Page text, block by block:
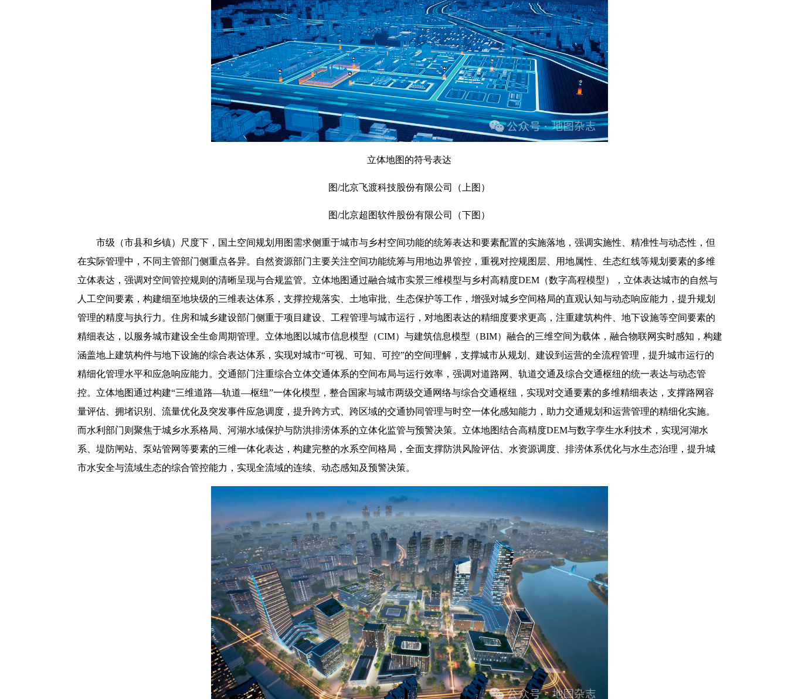
立体地图的符号表达
图/北京飞渡科技股份有限公司（上图）
图/北京超图软件股份有限公司（下图）
市级（市县和乡镇）尺度下，国土空间规划用图需求侧重于城市与乡村空间功能的统筹表达和要素配置的实施落地，强调实施性、精准性与动态性，但
在实际管理中，不同主管部门侧重点各异。自然资源部门主要关注空间功能统筹与用地边界管控，重视对控规图层、用地属性、生态红线等规划要素的多维
立体表达，强调对空间管控规则的清晰呈现与合规监管。立体地图通过融合城市实景三维模型与乡村高精度DEM（数字高程模型），立体表达城市的自然与
人工空间要素，构建细至地块级的三维表达体系，支撑控规落实、土地审批、生态保护等工作，增强对城乡空间格局的直观认知与动态响应能力，提升规划
管理的精度与执行力。住房和城乡建设部门侧重于项目建设、工程管理与城市运行，对地图表达的精细度要求更高，注重建筑构件、地下设施等空间要素的
精细表达，以服务城市建设全生命周期管理。立体地图以城市信息模型（CIM）与建筑信息模型（BIM）融合的三维空间为载体，融合物联网实时感知，构建
涵盖地上建筑构件与地下设施的综合表达体系，实现对城市“可视、可知、可控”的空间理解，支撑城市从规划、建设到运营的全流程管理，提升城市运行的
精细化管理水平和应急响应能力。交通部门注重综合立体交通体系的空间布局与运行效率，强调对道路网、轨道交通及综合交通枢纽的统一表达与动态管
控。立体地图通过构建“三维道路—轨道—枢纽”一体化模型，整合国家与城市两级交通网络与综合交通枢纽，实现对交通要素的多维精细表达，支撑路网容
量评估、拥堵识别、流量优化及突发事件应急调度，提升跨方式、跨区域的交通协同管理与时空一体化感知能力，助力交通规划和运营管理的精细化实施。
而水利部门则聚焦于城乡水系格局、河湖水域保护与防洪排涝体系的立体化监管与预警决策。立体地图结合高精度DEM与数字孪生水利技术，实现河湖水
系、堤防闸站、泵站管网等要素的三维一体化表达，构建完整的水系空间格局，全面支撑防洪风险评估、水资源调度、排涝体系优化与水生态治理，提升城
市水安全与流域生态的综合管控能力，实现全流域的连续、动态感知及预警决策。